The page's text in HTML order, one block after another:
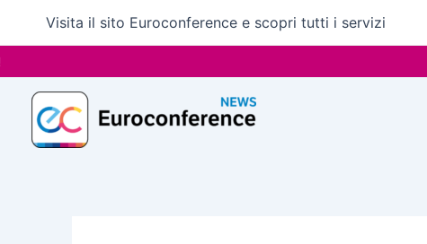
Visita il sito Euroconference e scopri tutti i servizi